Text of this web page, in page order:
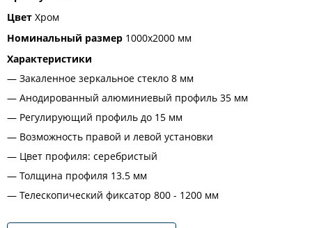
Цвет Хром
Номинальный размер 1000x2000 мм
Характеристики
Закаленное зеркальное стекло 8 мм
Анодированный алюминиевый профиль 35 мм
Регулирующий профиль до 15 мм
Возможность правой и левой установки
Цвет профиля: серебристый
Толщина профиля 13.5 мм
Телескопический фиксатор 800 - 1200 мм